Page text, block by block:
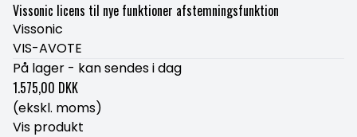
Vissonic licens til nye funktioner afstemningsfunktion
Vissonic
VIS-AVOTE
På lager - kan sendes i dag
1.575,00 DKK
(ekskl. moms)
Vis produkt